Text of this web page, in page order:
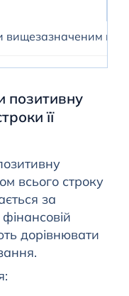
вищезазначеним
позитивну
її
всього строку
за
дорівнювати